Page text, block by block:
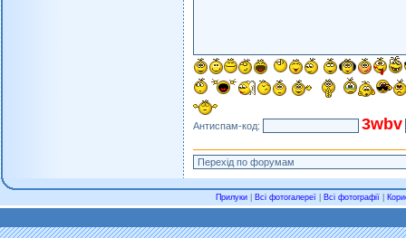
Антиспам-код: 3wbv
Прилуки Всі фотогалереї Всі фотографії